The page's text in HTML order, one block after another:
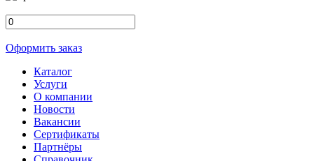
Оформить заказ
Каталог
Услуги
О компании
Новости
Вакансии
Сертификаты
Партнёры